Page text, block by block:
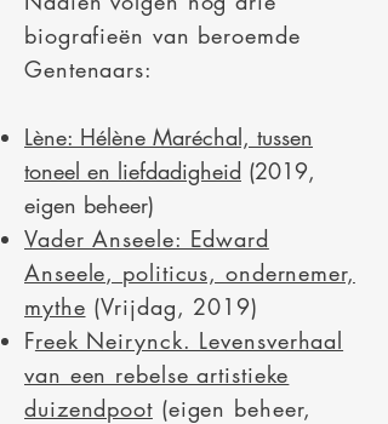
biografieën van beroemde
Gentenaars:
Lène: Hélène Maréchal, tussen
toneel en liefdadigheid (2019,
eigen beheer)
Vader Anseele: Edward
Anseele, politicus, ondernemer,
mythe (Vrijdag, 2019)
Freek Neirynck. Levensverhaal
van een rebelse artistieke
duizendpoot(eigen beheer,